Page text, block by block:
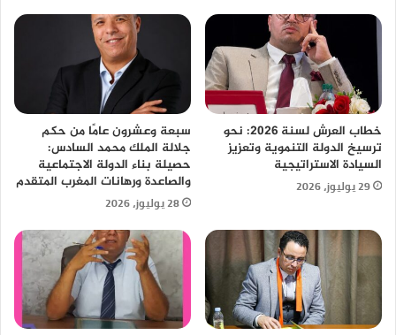
خطاب العرش لسنة 2026: نحو
ترسيخ الدولة التنموية وتعزيز
السيادة الاستراتيجية
29 يوليوز، 2026
سبعة وعشرون عامًا من حكم
جلالة الملك محمد السادس:
حصيلة بناء الدولة الاجتماعية
والصاعدة ورهانات المغرب المتقدم
28 يوليوز، 2026